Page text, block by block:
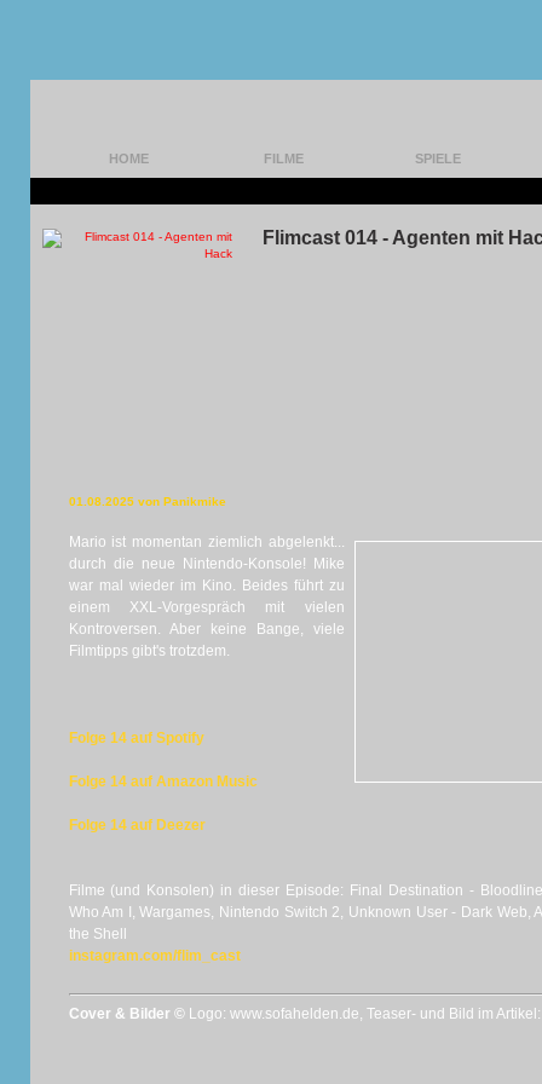
HOME FILME SPIELE
Flimcast 014 - Agenten mit
01.08.2025 von Panikmike
Mario ist momentan ziemlich abgelenkt...
durch die neue Nintendo-Konsole! Mike
war mal wieder im Kino. Beides führt zu
einem XXL-Vorgespräch mit vielen
Kontroversen. Aber keine Bange, viele
Filmtipps gibt's trotzdem.
Folge 14 auf Spotify
Folge 14 auf Amazon Music
Folge 14 auf Deezer
Filme (und Konsolen) in dieser Episode: Final Destination -
Who Am I, Wargames, Nintendo Switch 2, Unknown User - Dark Web,
the Shell
instagram.com/flim_cast
Cover & Bilder © Logo: www.sofahelden.de, Teaser- und Bild im